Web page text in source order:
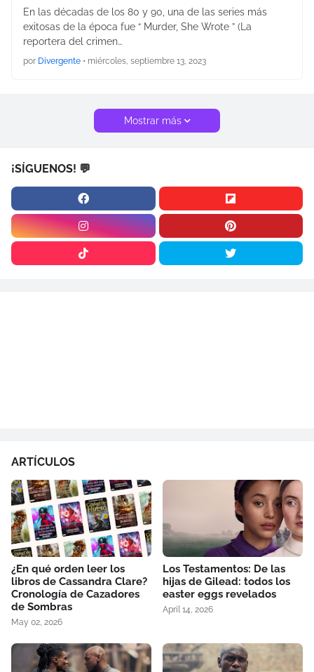
En las décadas de los 80 y 90, una de las series más
exitosas de la época fue “ Murder, She Wrote ” (La
reportera del crimen…
por Divergente • miércoles, septiembre 13, 2023
Mostrar más
¡SÍGUENOS! 💬
ARTÍCULOS
¿En qué orden leer los
libros de Cassandra Clare?
Cronología de Cazadores
de Sombras
May 02, 2026
Los Testamentos: De las
hijas de Gilead: todos los
easter eggs revelados
April 14, 2026